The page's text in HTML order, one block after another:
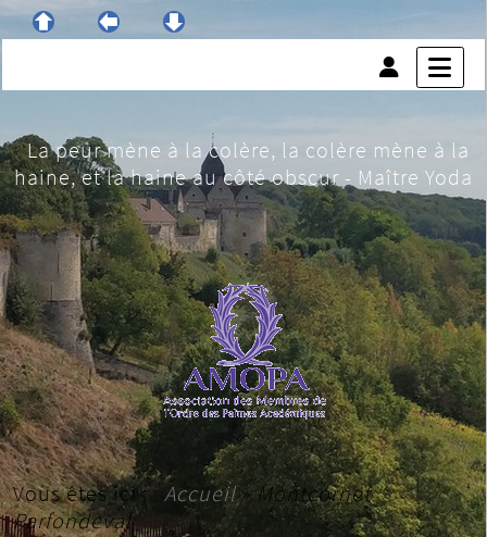
La peur mène à la colère, la colère mène à la
haine, et la haine au côté obscur - Maître Yoda
Vous êtes ici : Accueil»Montcornet
Parfondeval